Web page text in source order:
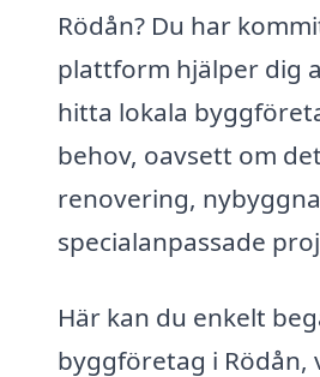
Rödån? Du har
plattform hjälper dig
hitta lokala
behov, oavsett om
renovering,
specialanpassade
Här kan du enkelt
byggföretag i